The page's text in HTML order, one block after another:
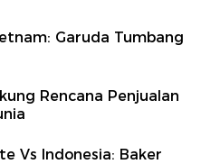
Garuda Tumbang
Rencana Penjualan
Vs Indonesia: Baker